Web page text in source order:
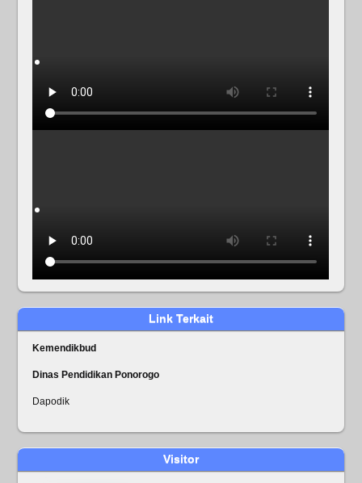
Link Terkait
Kemendikbud
Dinas Pendidikan Ponorogo
Dapodik
Visitor